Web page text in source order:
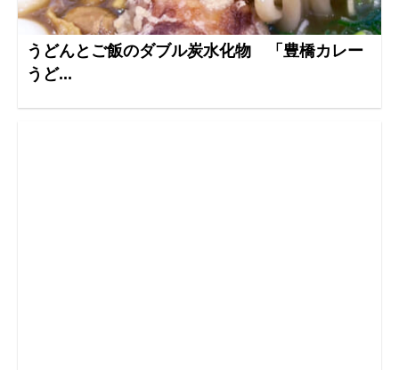
うどんとご飯のダブル炭水化物 「豊橋カレー
うど...